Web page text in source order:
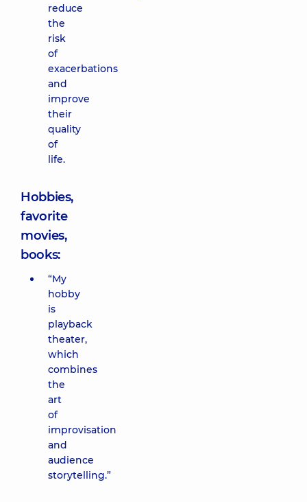
reduce
the
risk
of
exacerbations
and
improve
their
quality
of
life.
Hobbies,
favorite
movies,
books:
“My
hobby
is
playback
theater,
which
combines
the
art
of
improvisation
and
audience
storytelling.”